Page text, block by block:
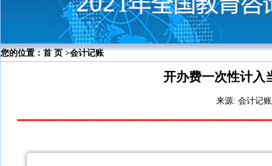
您的位置： 首 页 >会计记账
开办费一次性计入
来源: 会计记